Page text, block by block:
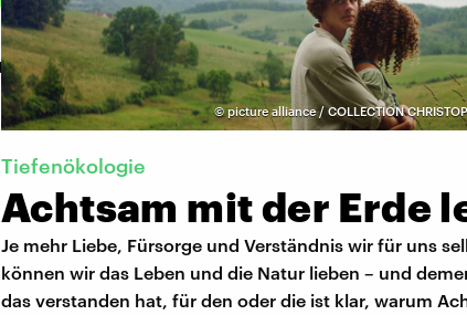
©picture alliance / COLLECTION
Tiefenökologie
Achtsam mit der Erde
Je mehr Liebe, Fürsorge und Verständnis wir für uns
können wir das Leben und die Natur lieben – und
das verstanden hat, für den oder die ist klar, warum